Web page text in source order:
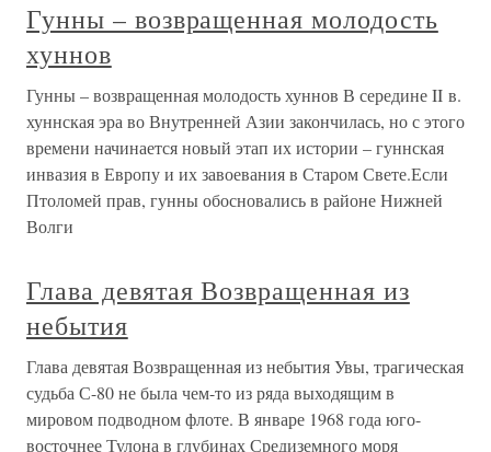
Гунны – возвращенная молодость
хуннов
Гунны – возвращенная молодость хуннов В середине II в.
хуннская эра во Внутренней Азии закончилась, но с этого
времени начинается новый этап их истории – гуннская
инвазия в Европу и их завоевания в Старом Свете.Если
Птоломей прав, гунны обосновались в районе Нижней
Волги
Глава девятая Возвращенная из
небытия
Глава девятая Возвращенная из небытия Увы, трагическая
судьба С-80 не была чем-то из ряда выходящим в
мировом подводном флоте. В январе 1968 года юго-
восточнее Тулона в глубинах Средиземного моря